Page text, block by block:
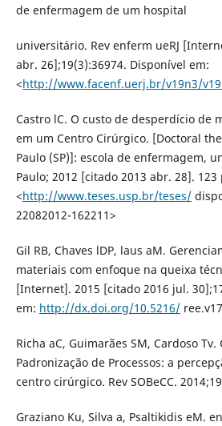
de enfermagem de um hospital
universitário. Rev enferm ueRJ
abr. 26];19(3):36974. Disponível em:
<http://www.facenf.uerj.br/v19n3/
Castro lC. O custo de desperdício de
em um Centro Cirúrgico. [Doctoral
Paulo (SP)]: escola de enfermagem,
Paulo; 2012 [citado 2013 abr. 28].
<http://www.teses.usp.br/teses/
22082012-162211>
Gil RB, Chaves lDP, laus aM.
materiais com enfoque na queixa
[Internet]. 2015 [citado 2016 jul.
em: http://dx.doi.org/10.5216/
Richa aC, Guimarães SM, Cardoso Tv.
Padronização de Processos: a
centro cirúrgico. Rev SOBeCC.
Graziano Ku, Silva a, Psaltikidis eM.